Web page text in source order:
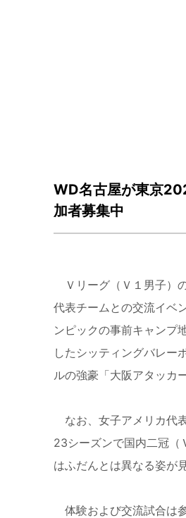
WD名古屋が東京
加者募集中
Ｖリーグ（Ｖ１男子）
代表チームとの交流イベ
ンピックの事前キャンプ
したシッティングバレー
ルの強豪「大阪アタッカ
なお、女子アメリカ代
23シーズンで国内二冠
はふだんとは異なる姿が
体験および交流試合は